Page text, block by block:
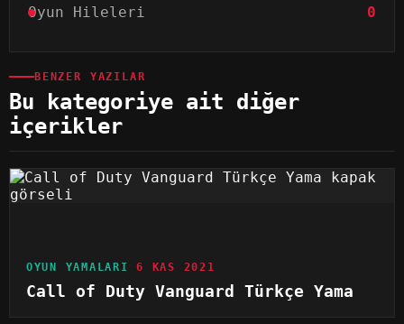
Oyun Hileleri 0
BENZER YAZILAR
Bu kategoriye ait diğer
içerikler
OYUN YAMALARI 6 KAS 2021
Call of Duty Vanguard Türkçe Yama